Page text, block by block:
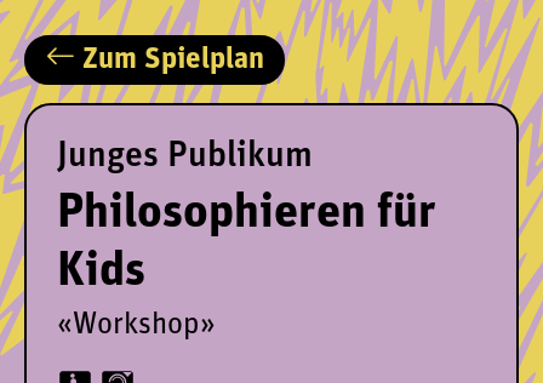
Zum Spielplan
Junges Publikum
Philosophieren für
Kids
«Workshop»